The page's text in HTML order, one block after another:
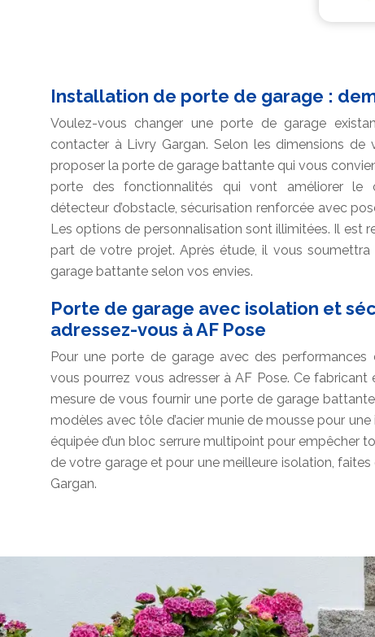
Installation de porte de garage :
Voulez-vous changer une porte de garage
contacter à Livry Gargan. Selon les dimensions
proposer la porte de garage battante qui vous
porte des fonctionnalités qui vont améliorer le
détecteur d’obstacle, sécurisation renforcée avec
Les options de personnalisation sont illimitées. Il est
part de votre projet. Après étude, il vous
garage battante selon vos envies.
Porte de garage avec isolation et
adressez-vous à AF Pose
Pour une porte de garage avec des performances
vous pourrez vous adresser à AF Pose. Ce
mesure de vous fournir une porte de garage
modèles avec tôle d’acier munie de mousse pour
équipée d’un bloc serrure multipoint pour empêcher
de votre garage et pour une meilleure isolation,
Gargan.